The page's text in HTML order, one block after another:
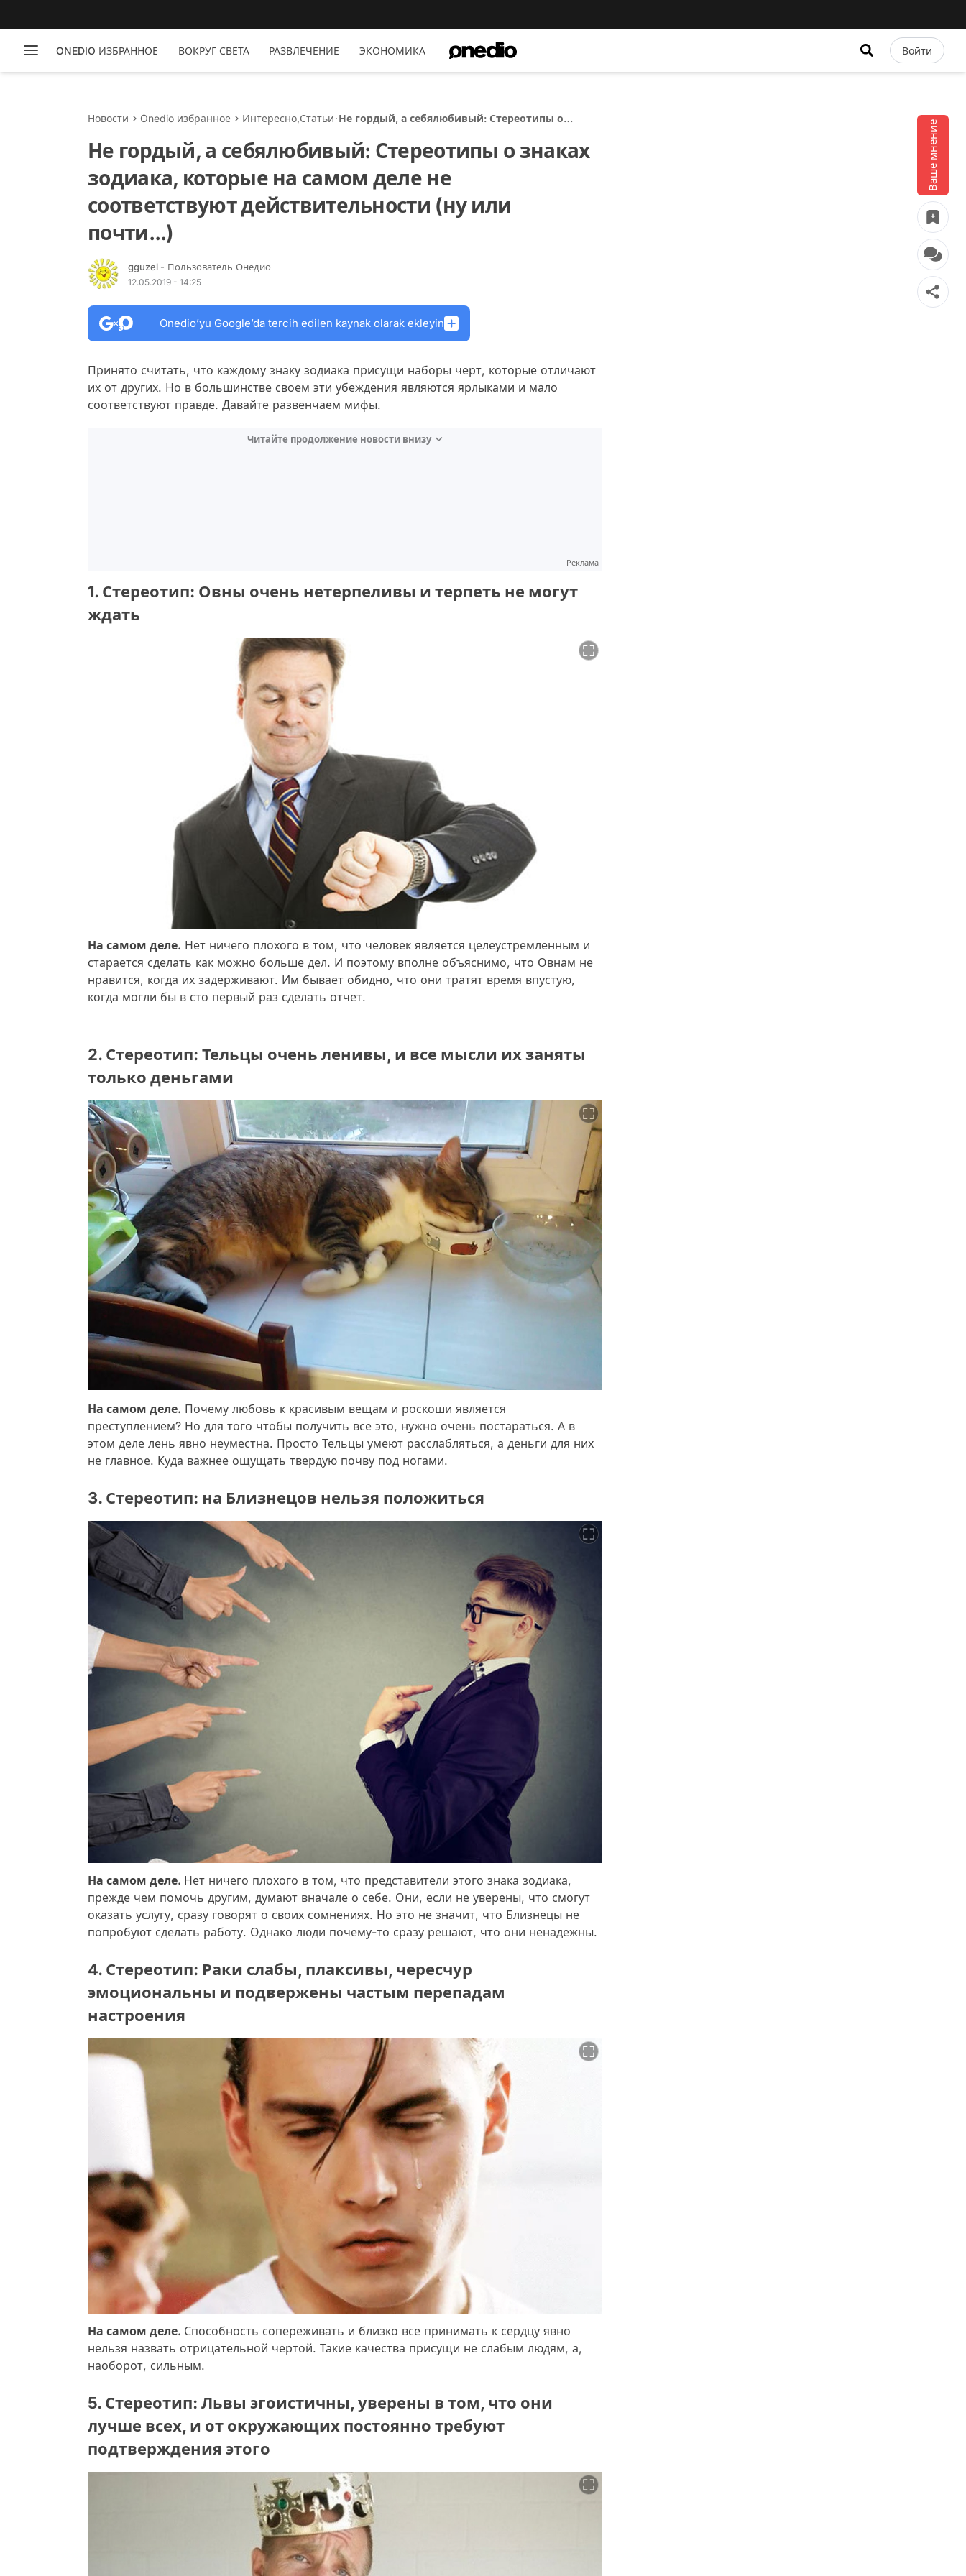
ONEDIO ИЗБРАННОЕ ВОКРУГ СВЕТА РАЗВЛЕЧЕНИЕ ЭКОНОМИКА Войти
Ваше мнение
Новости Onedio избранное Интересно,Статьи Не гордый, а себялюбивый: Стереотипы о
соответствуют действительности (ну или
Не гордый, а себялюбивый: Стереотипы о знаках
зодиака, которые на самом деле не
соответствуют действительности (ну или
почти...)
gguzel - Пользователь Онедио
12.05.2019 - 14:25
Onedio’yu Google’da tercih edilen kaynak olarak ekleyin
Принято считать, что каждому знаку зодиака присущи наборы черт, которые отличают
их от других. Но в большинстве своем эти убеждения являются ярлыками и мало
соответствуют правде. Давайте развенчаем мифы.
Читайте продолжение новости внизу
Реклама
1. Стереотип: Овны очень нетерпеливы и терпеть не могут
ждать
На самом деле. Нет ничего плохого в том, что человек является целеустремленным и
старается сделать как можно больше дел. И поэтому вполне объяснимо, что Овнам не
нравится, когда их задерживают. Им бывает обидно, что они тратят время впустую,
когда могли бы в сто первый раз сделать отчет.
2. Стереотип: Тельцы очень ленивы, и все мысли их заняты
только деньгами
На самом деле. Почему любовь к красивым вещам и роскоши является
преступлением? Но для того чтобы получить все это, нужно очень постараться. А в
этом деле лень явно неуместна. Просто Тельцы умеют расслабляться, а деньги для них
не главное. Куда важнее ощущать твердую почву под ногами.
3. Стереотип: на Близнецов нельзя положиться
На самом деле. Нет ничего плохого в том, что представители этого знака зодиака,
прежде чем помочь другим, думают вначале о себе. Они, если не уверены, что смогут
оказать услугу, сразу говорят о своих сомнениях. Но это не значит, что Близнецы не
попробуют сделать работу. Однако люди почему-то сразу решают, что они ненадежны.
4. Стереотип: Раки слабы, плаксивы, чересчур
эмоциональны и подвержены частым перепадам
настроения
На самом деле. Способность сопереживать и близко все принимать к сердцу явно
нельзя назвать отрицательной чертой. Такие качества присущи не слабым людям, а,
наоборот, сильным.
5. Стереотип: Львы эгоистичны, уверены в том, что они
лучше всех, и от окружающих постоянно требуют
подтверждения этого